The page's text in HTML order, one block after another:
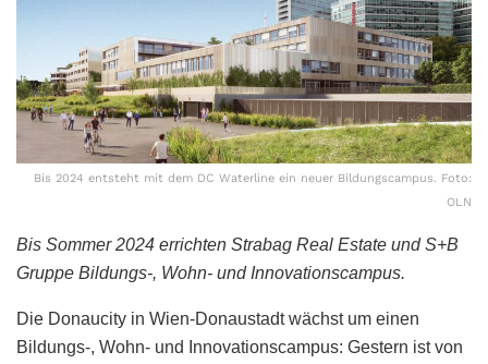
Bis 2024 entsteht mit dem DC Waterline ein neuer Bildungscampus. Foto:
OLN
Bis Sommer 2024 errichten Strabag Real Estate und S+B
Gruppe Bildungs-, Wohn- und Innovationscampus.
Die Donaucity in Wien-Donaustadt wächst um einen
Bildungs-, Wohn- und Innovationscampus: Gestern ist von